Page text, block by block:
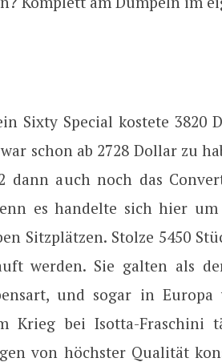
Sixty Special kostete 3820
schon ab 2728 Dollar zu
dann auch noch das
es handelte sich hier
Sitzplätzen. Stolze 5450
werden. Sie galten als
und sogar in
Krieg bei Isotta-Fraschini
von höchster Qualität